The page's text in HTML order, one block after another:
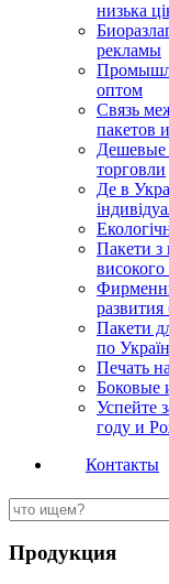
низька
рекламы
оптом
Связь
пакетов
Дешевые
торговли
Де в
Пакети з
високого
развития
Пакети
по
Печать
Боковые
Успейте
году и
Контакты
Продукция